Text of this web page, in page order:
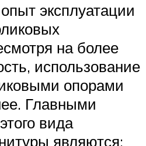
эксплуатации
на более
использование
опорами
Главными
вида
являются: